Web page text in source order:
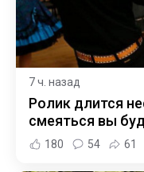
7 ч. назад
Ролик длится
смеяться вы
180 54 61